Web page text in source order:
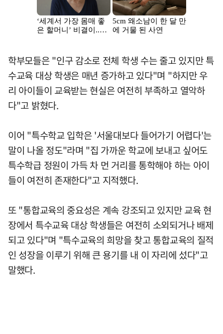
학부모들은 "인구 감소로 전체 학생 수는 줄고 있지만 특
수교육 대상 학생은 매년 증가하고 있다"며 "하지만 우
리 아이들이 교육받는 현실은 여전히 부족하고 열악하
다"고 밝혔다.
이어 "특수학교 입학은 '서울대보다 들어가기 어렵다'는
말이 나올 정도"라며 "집 가까운 학교에 보내고 싶어도
특수학급 정원이 가득 차 먼 거리를 통학해야 하는 아이
들이 여전히 존재한다"고 지적했다.
또 "통합교육의 중요성은 계속 강조되고 있지만 교육 현
장에서 특수교육 대상 학생들은 여전히 소외되거나 배제
되고 있다"며 "특수교육의 희망을 찾고 통합교육의 질적
인 성장을 이루기 위해 큰 용기를 내 이 자리에 섰다"고
말했다.